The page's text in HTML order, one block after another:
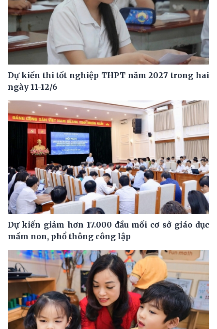
Dự kiến thi tốt nghiệp THPT năm 2027 trong hai
ngày 11-12/6
Dự kiến giảm hơn 17.000 đầu mối cơ sở giáo dục
mầm non, phổ thông công lập